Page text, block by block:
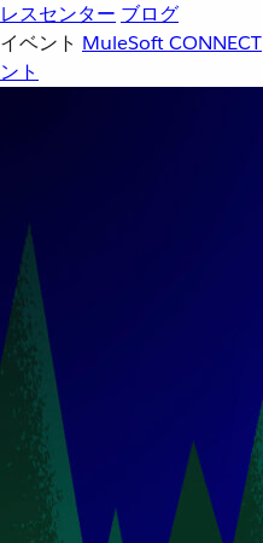
レスセンター ブログ
イベント MuleSoft CONNECT
ント